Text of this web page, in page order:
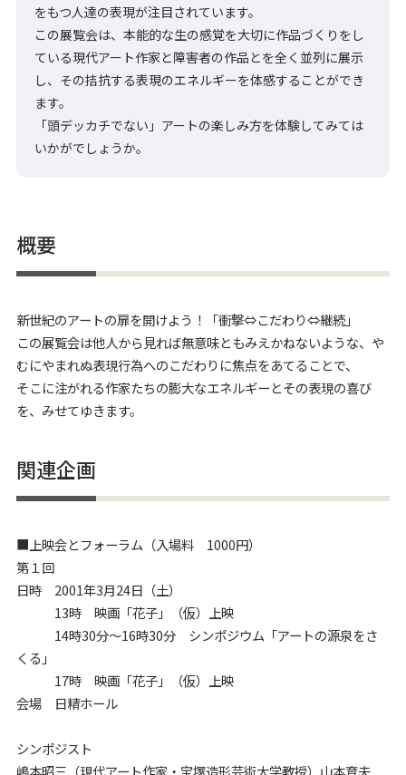
をもつ人達の表現が注目されています。
この展覧会は、本能的な生の感覚を大切に作品づくりをし
ている現代アート作家と障害者の作品とを全く並列に展示
し、その拮抗する表現のエネルギーを体感することができ
ます。
「頭デッカチでない」アートの楽しみ方を体験してみては
いかがでしょうか。
概要
新世紀のアートの扉を開けよう！「衝撃⇔こだわり⇔継続」
この展覧会は他人から見れば無意味ともみえかねないような、や
むにやまれぬ表現行為へのこだわりに焦点をあてることで、
そこに注がれる作家たちの膨大なエネルギーとその表現の喜び
を、みせてゆきます。
関連企画
■上映会とフォーラム（入場料 1000円）
第１回
日時 2001年3月24日（土）
13時 映画「花子」（仮）上映
14時30分～16時30分 シンポジウム「アートの源泉をさ
くる」
17時 映画「花子」（仮）上映
会場 日精ホール
シンポジスト
嶋本昭三（現代アート作家・宝塚造形芸術大学教授）山本育夫